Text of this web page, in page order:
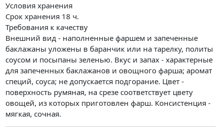
Условия хранения
Срок хранения 18 ч.
Требования к качеству
Внешний вид - наполненные фаршем и запеченные
баклажаны уложены в баранчик или на тарелку, политы
соусом и посыпаны зеленью. Вкус и запах - характерные
для запеченных баклажанов и овощного фарша; аромат
специй, соуса; не допускается подгорание. Цвет -
поверхность румяная, на срезе соответствует цвету
овощей, из которых приготовлен фарш. Консистенция -
мягкая, сочная.